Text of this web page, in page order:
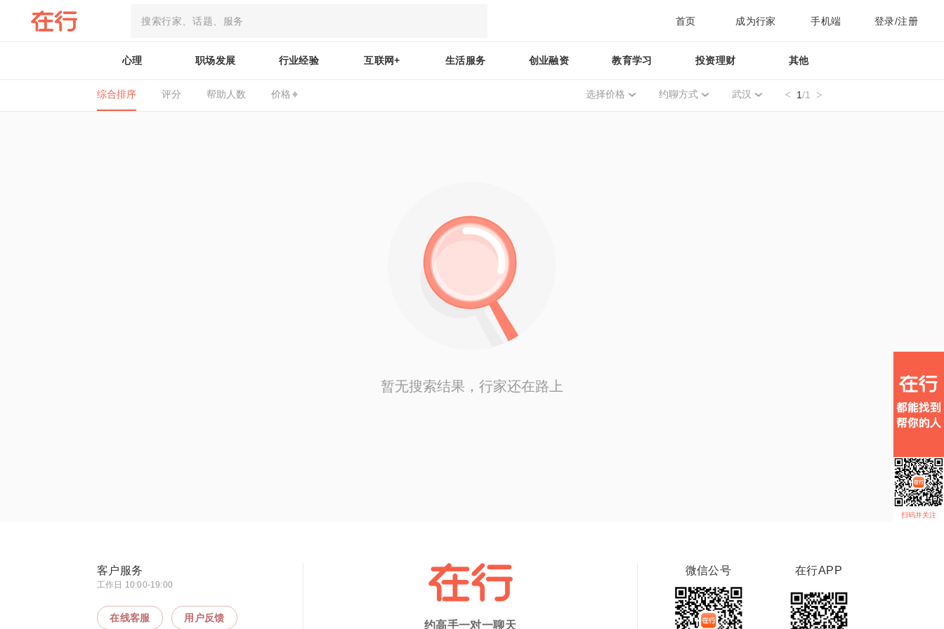
首页 成为行家 手机端 登录/注册
心理 职场发展 行业经验 互联网+ 生活服务 创业融资 教育学习 投资理财 其他
综合排序 评分 帮助人数 价格 选择价格 约聊方式 武汉 1/1
暂无搜索结果，行家还在路上
扫码并关注
客户服务
工作日 10:00-19:00
在线客服 用户反馈
约高手一对一聊天
微信公号 在行APP